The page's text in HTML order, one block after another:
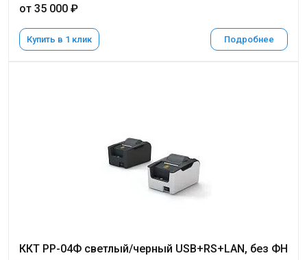
от 35 000 ₽
Купить в 1 клик Подробнее
ККТ РР-04Ф светлый/черный USB+RS+LAN, без ФН